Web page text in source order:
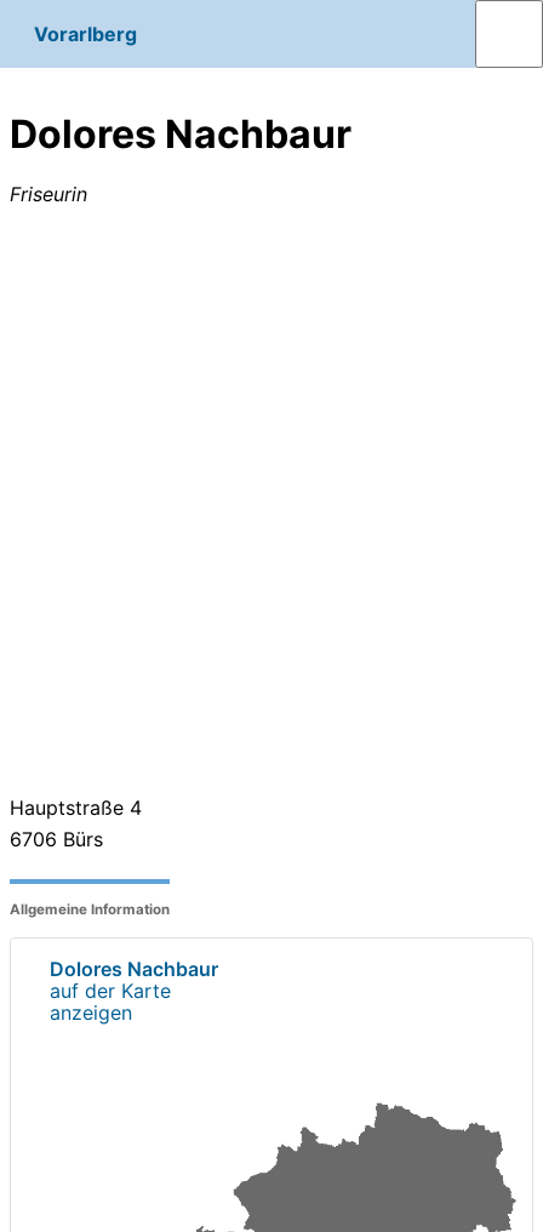
Vorarlberg
Dolores Nachbaur
Friseurin
Hauptstraße 4
6706 Bürs
Allgemeine Information
Dolores Nachbaur
auf der Karte
anzeigen